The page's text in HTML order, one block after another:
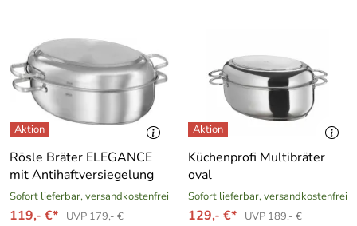
Rösle Bräter ELEGANCE
mit Antihaftversiegelung
Sofort lieferbar, versandkostenfrei
119,- €* UVP 179,- €
Küchenprofi Multibräter
oval
Sofort lieferbar, versandkostenfrei
129,- €* UVP 189,- €